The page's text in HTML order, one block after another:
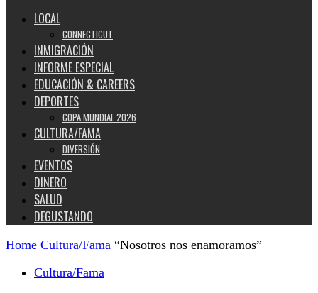
LOCAL
CONNECTICUT
INMIGRACIÓN
INFORME ESPECIAL
EDUCACIÓN & CAREERS
DEPORTES
COPA MUNDIAL 2026
CULTURA/FAMA
DIVERSIÓN
EVENTOS
DINERO
SALUD
DEGUSTANDO
Home Cultura/Fama “Nosotros nos enamoramos”
Cultura/Fama